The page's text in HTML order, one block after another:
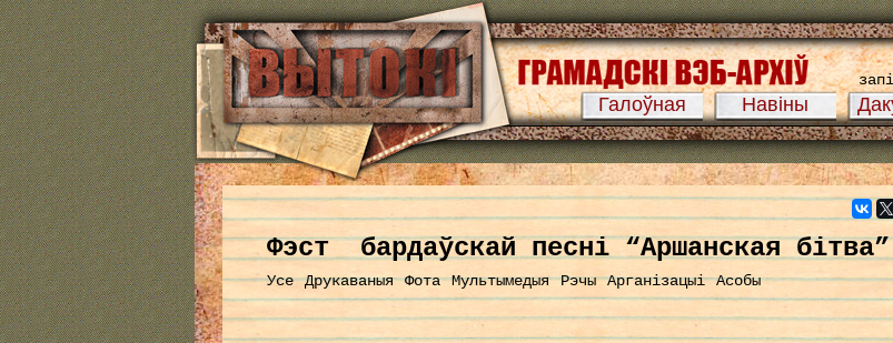
Галоўная Навіны
Фэст бардаўскай песні “Аршанская бітва”
Усе Друкаваныя Фота Мультымедыя Рэчы Арганізацыі Асобы